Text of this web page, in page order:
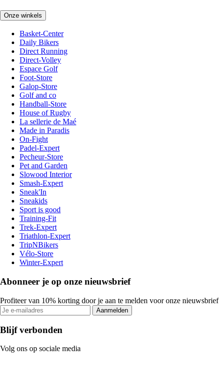
Onze winkels
Basket-Center
Daily Bikers
Direct Running
Direct-Volley
Espace Golf
Foot-Store
Galop-Store
Golf and co
Handball-Store
House of Rugby
La sellerie de Maé
Made in Paradis
On-Fight
Padel-Expert
Pecheur-Store
Pet and Garden
Slowood Interior
Smash-Expert
Sneak'In
Sneakids
Sport is good
Training-Fit
Trek-Expert
Triathlon-Expert
TripNBikers
Vélo-Store
Winter-Expert
Abonneer je op onze nieuwsbrief
Profiteer van 10% korting door je aan te melden voor onze nieuwsbrief
Aanmelden
Blijf verbonden
Volg ons op sociale media